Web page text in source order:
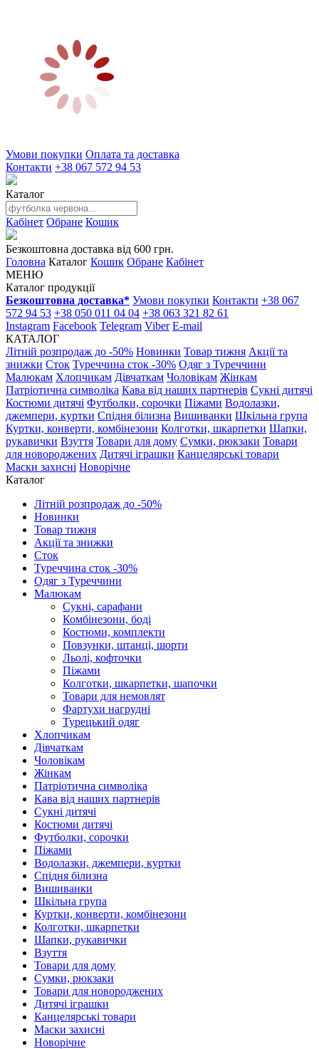
Умови покупки Оплата та доставка
Контакти +38 067 572 94 53
Каталог
Кабінет Обране Кошик
Безкоштовна доставка від 600 грн.
Головна Каталог Кошик Обране Кабінет
МЕНЮ
Каталог продукції
Безкоштовна доставка* Умови покупки Контакти +38 067
572 94 53 +38 050 011 04 04 +38 063 321 82 61
Instagram Facebook Telegram Viber E-mail
КАТАЛОГ
Літній розпродаж до -50% Новинки Товар тижня Акції та
знижки Сток Туреччина сток -30% Одяг з Туреччини
Малюкам Хлопчикам Дівчаткам Чоловікам Жінкам
Патріотична символіка Кава від наших партнерів Сукні дитячі
Костюми дитячі Футболки, сорочки Піжами Водолазки,
джемпери, куртки Спідня білизна Вишиванки Шкільна група
Куртки, конверти, комбінезони Колготки, шкарпетки Шапки,
рукавички Взуття Товари для дому Сумки, рюкзаки Товари
для новороджених Дитячі іграшки Канцелярські товари
Маски захисні Новорічне
Каталог
Літній розпродаж до -50%
Новинки
Товар тижня
Акції та знижки
Сток
Туреччина сток -30%
Одяг з Туреччини
Малюкам
Сукні, сарафани
Комбінезони, боді
Костюми, комплекти
Повзунки, штанці, шорти
Льолі, кофточки
Піжами
Колготки, шкарпетки, шапочки
Товари для немовлят
Фартухи нагрудні
Турецький одяг
Хлопчикам
Дівчаткам
Чоловікам
Жінкам
Патріотична символіка
Кава від наших партнерів
Сукні дитячі
Костюми дитячі
Футболки, сорочки
Піжами
Водолазки, джемпери, куртки
Спідня білизна
Вишиванки
Шкільна група
Куртки, конверти, комбінезони
Колготки, шкарпетки
Шапки, рукавички
Взуття
Товари для дому
Сумки, рюкзаки
Товари для новороджених
Дитячі іграшки
Канцелярські товари
Маски захисні
Новорічне